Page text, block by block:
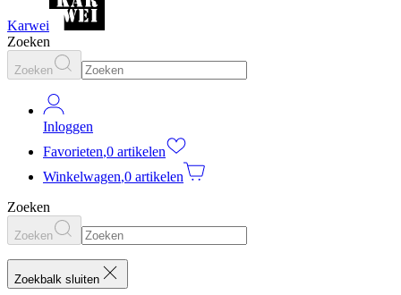
Karwei
Zoeken
Zoeken
Inloggen
Favorieten,0 artikelen
Winkelwagen,0 artikelen
Zoeken
Zoeken
Zoekbalk sluiten